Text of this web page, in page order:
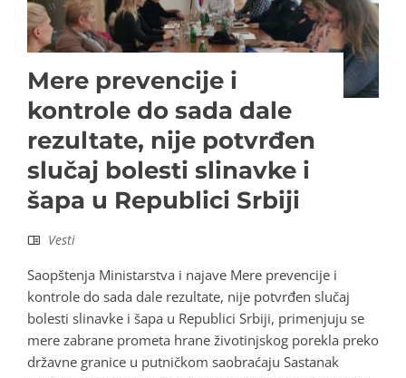
Mere prevencije i
kontrole do sada dale
rezultate, nije potvrđen
slučaj bolesti slinavke i
šapa u Republici Srbiji
Vesti
Saopštenja Ministarstva i najave Mere prevencije i
kontrole do sada dale rezultate, nije potvrđen slučaj
bolesti slinavke i šapa u Republici Srbiji, primenjuju se
mere zabrane prometa hrane životinjskog porekla preko
državne granice u putničkom saobraćaju Sastanak